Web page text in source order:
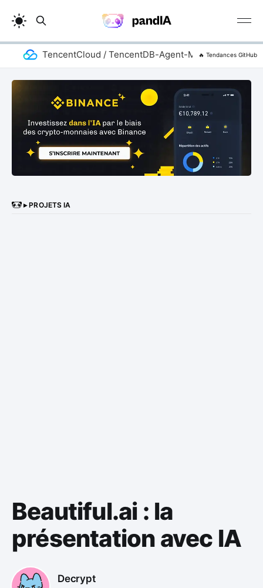
TencentCloud / TencentDB-Agent-Memory🔥 Tendances GitHub
▸ PROJETS IA
Beautiful.ai : la
présentation avec IA
Decrypt